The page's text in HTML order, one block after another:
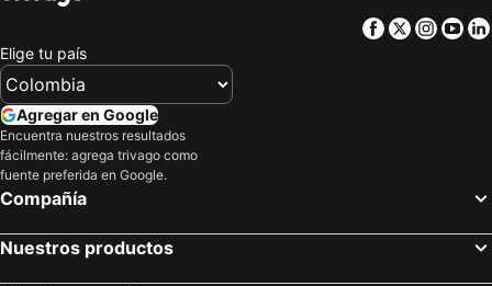
Facebook
Twitter
Elige tu país
Agregar en Google
Encuentra nuestros resultados
fácilmente: agrega trivago como
fuente preferida en Google.
Compañía
Nuestros productos